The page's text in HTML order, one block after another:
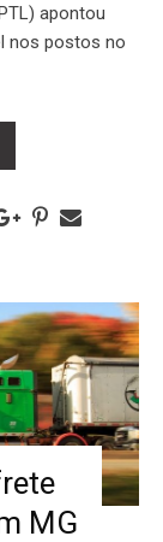
apontou
nos postos no
MG